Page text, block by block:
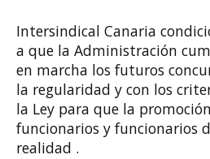
Intersindical Canaria
a que la Administración
en marcha los futuros
la regularidad y con los
la Ley para que la
funcionarios y funcionarios
realidad .